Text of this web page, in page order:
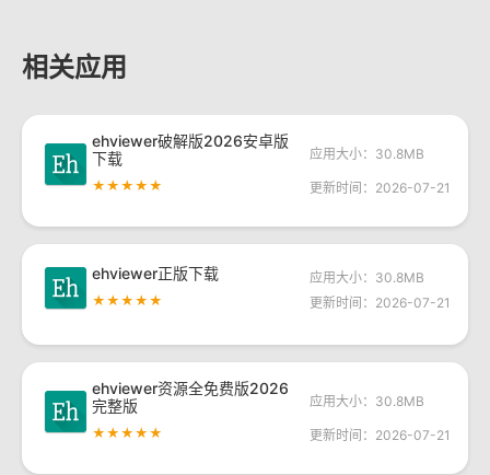
相关应用
ehviewer破解版2026安卓版
下载
★★★★★
应用大小：30.8MB
更新时间：2026-07-21
ehviewer正版下载
★★★★★
应用大小：30.8MB
更新时间：2026-07-21
ehviewer资源全免费版2026
完整版
★★★★★
应用大小：30.8MB
更新时间：2026-07-21